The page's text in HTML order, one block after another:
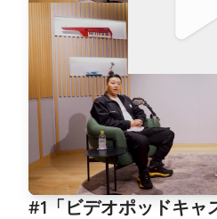
#1「ビデオポッドキャ